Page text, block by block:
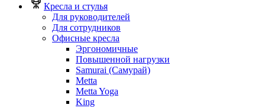
Кресла и стулья
Для руководителей
Для сотрудников
Офисные кресла
Эргономичные
Повышенной нагрузки
Samurai (Самурай)
Metta
Metta Yoga
King